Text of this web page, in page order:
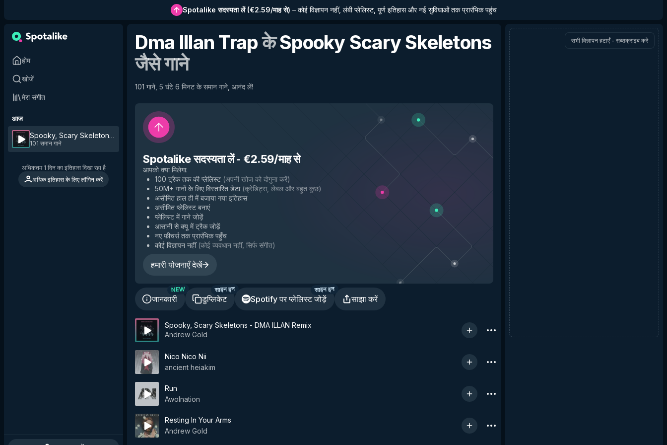
Spotalike सदस्यता लें(€2.59/माह से) – कोई विज्ञापन नहीं, लंबी प्लेलिस्ट, पूर्ण इतिहास और नई सुविधाओं तक प्रारंभिक पहुंच
होम
खोजें
मेरा संगीत
आज
Spooky, Scary Skeletons - DMA ILLAN Remix
101 समान गाने
अधिकतम 1 दिन का इतिहास दिखा रहा है
अधिक इतिहास के लिए लॉगिन करें
Dma Illan TrapकेSpooky Scary Skeletons
जैसे गाने
101 गाने, 5 घंटे 6 मिनट के समान गाने, आनंद लें!
Spotalike सदस्यता लें- €2.59/माह से
आपको क्या मिलेगा:
100 ट्रैक तक की प्लेलिस्ट (अपनी खोज को दोगुना करें)
50M+ गानों के लिए विस्तारित डेटा (क्रेडिट्स, लेबल और बहुत कुछ)
असीमित हाल ही में बजाया गया इतिहास
असीमित प्लेलिस्ट बनाएं
प्लेलिस्ट में गाने जोड़ें
आसानी से क्यू में ट्रैक जोड़ें
नए फीचर्स तक प्रारंभिक पहुँच
कोई विज्ञापन नहीं (कोई व्यवधान नहीं, सिर्फ संगीत)
हमारी योजनाएँ देखें
जानकारी
NEW
डुप्लिकेट
साइन इन
Spotify पर प्लेलिस्ट जोड़ें
साइन इन
साझा करें
Spooky, Scary Skeletons - DMA ILLAN Remix
Andrew Gold
Nico Nico Nii
ancient heiakim
Run
Awolnation
Resting In Your Arms
Andrew Gold
सभी विज्ञापन हटाएँ - सब्सक्राइब करें